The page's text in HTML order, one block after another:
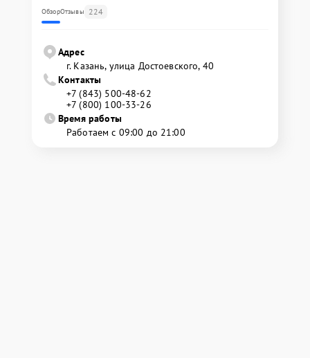
ОбзорОтзывы 224
Адрес
г. Казань, улица Достоевского, 40
Контакты
+7 (843) 500-48-62
+7 (800) 100-33-26
Время работы
Работаем с 09:00 до 21:00